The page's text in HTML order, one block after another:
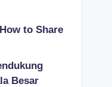
to Share
Besar